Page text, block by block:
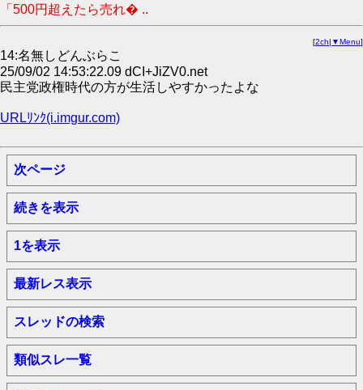
「500円超えたら売れ� ..
[2ch| ▼Menu]
14:名無しどんぶらこ
25/09/02 14:53:22.09 dCI+JiZV0.net
民主党政権時代の方が生活しやすかったよな
URLﾘﾝｸ(i.imgur.com)
次ページ
続きを表示
1を表示
最新レス表示
スレッドの検索
類似スレ一覧